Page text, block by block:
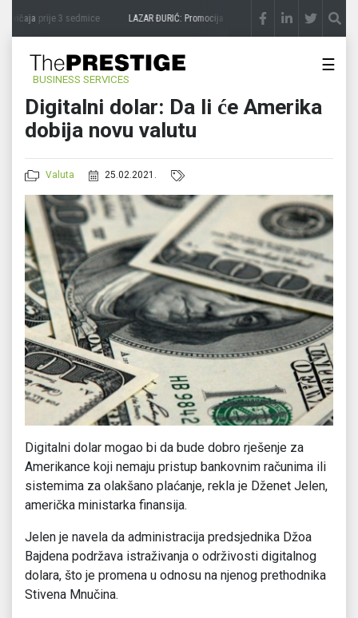
prije 3 sedmice LAZAR ĐURIĆ: Promocija potencijal pretvara u destinaciju
BUSINESS SERVICES
☰
Digitalni dolar: Da li će Amerika
dobija novu valutu
Valuta 25.02.2021.
Digitalni dolar mogao bi da bude dobro rješenje za
Amerikance koji nemaju pristup bankovnim računima ili
sistemima za olakšano plaćanje, rekla je Dženet Jelen,
američka ministarka finansija.
Jelen je navela da administracija predsjednika Džoa
Bajdena podržava istraživanja o održivosti digitalnog
dolara, što je promena u odnosu na njenog prethodnika
Stivena Mnučina.